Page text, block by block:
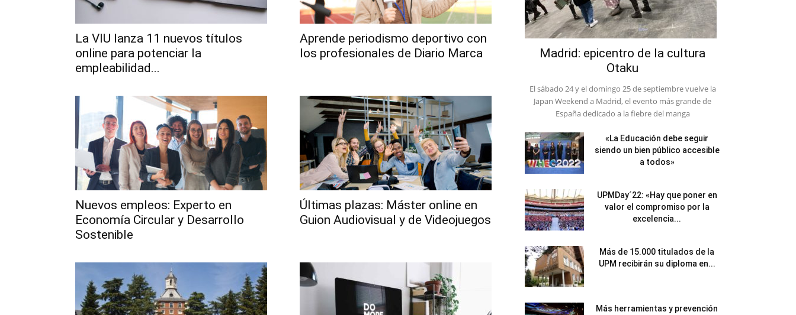
La VIU lanza 11 nuevos títulos
online para potenciar la
empleabilidad...
Aprende periodismo deportivo con
los profesionales de Diario Marca
Nuevos empleos: Experto en
Economía Circular y Desarrollo
Sostenible
Últimas plazas: Máster online en
Guion Audiovisual y de Videojuegos
Madrid: epicentro de la cultura
Otaku
El sábado 24 y el domingo 25 de septiembre vuelve la
Japan Weekend a Madrid, el evento más grande de
España dedicado a la fiebre del manga
«La Educación debe seguir
siendo un bien público accesible
a todos»
UPMDay´22: «Hay que poner en
valor el compromiso por la
excelencia...
Más de 15.000 titulados de la
UPM recibirán su diploma en...
Más herramientas y prevención